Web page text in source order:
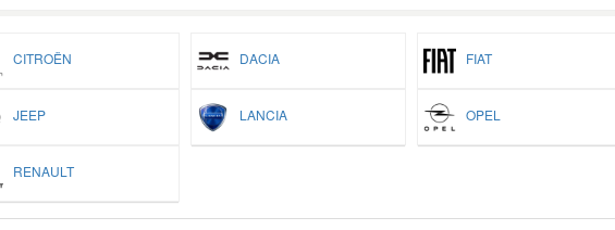
CITROËN DACIA FIAT
JEEP LANCIA OPEL
RENAULT